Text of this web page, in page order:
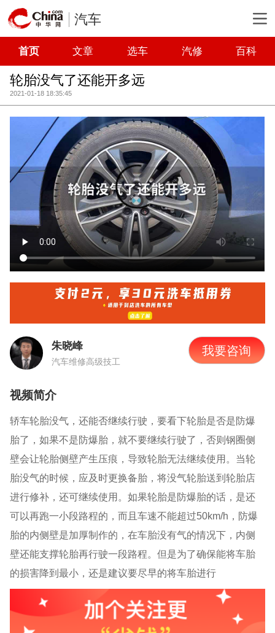
汽车
首页 文章 选车 汽修 百科
轮胎没气了还能开多远
2021-01-18 18:35:45
朱晓峰
汽车维修高级技工
我要咨询
视频简介
轿车轮胎没气，还能否继续行驶，要看下轮胎是否是防爆
胎了，如果不是防爆胎，就不要继续行驶了，否则钢圈侧
壁会让轮胎侧壁产生压痕，导致轮胎无法继续使用。当轮
胎没气的时候，应及时更换备胎，将没气轮胎送到轮胎店
进行修补，还可继续使用。如果轮胎是防爆胎的话，是还
可以再跑一小段路程的，而且车速不能超过50km/h，防爆
胎的内侧壁是加厚制作的，在车胎没有气的情况下，内侧
壁还能支撑轮胎再行驶一段路程。但是为了确保能将车胎
的损害降到最小，还是建议要尽早的将车胎进行